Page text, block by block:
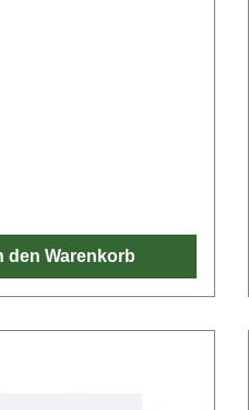
den Warenkorb